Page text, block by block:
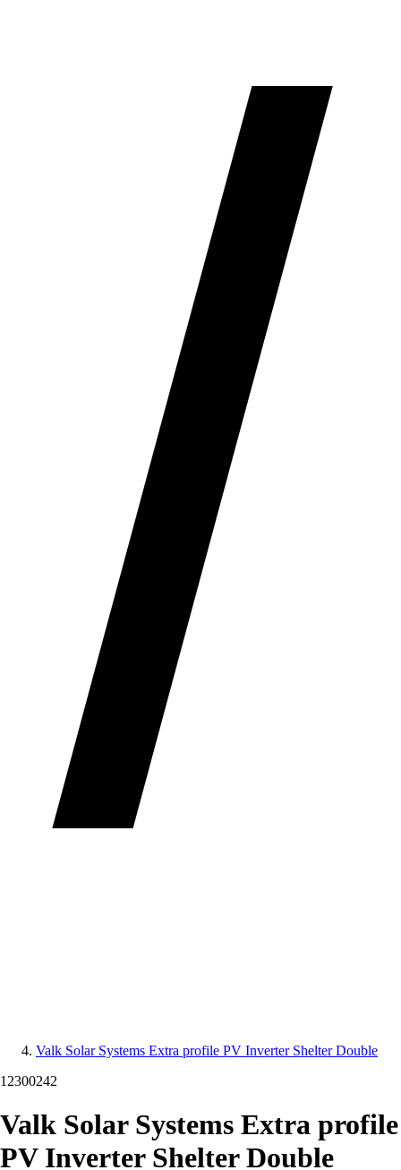
Valk Solar Systems Extra profile PV Inverter Shelter Double
12300242
Valk Solar Systems Extra profile
PV Inverter Shelter Double